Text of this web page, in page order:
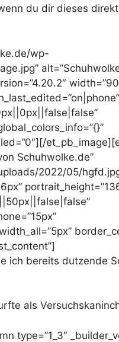
du dir dieses
wp-
Schuhwolke.de”
2022/05/
ich bereits dutzende
als
type=”1_3″